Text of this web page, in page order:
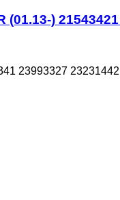
)
23993327